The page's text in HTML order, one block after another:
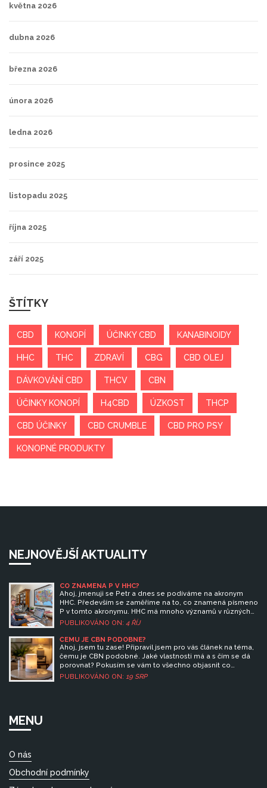
května 2026
dubna 2026
března 2026
února 2026
ledna 2026
prosince 2025
listopadu 2025
října 2025
září 2025
ŠTÍTKY
CBD KONOPÍ ÚČINKY CBD KANABINOIDY
HHC THC ZDRAVÍ CBG CBD OLEJ
DÁVKOVÁNÍ CBD THCV CBN
ÚČINKY KONOPÍ H4CBD ÚZKOST THCP
CBD ÚČINKY CBD CRUMBLE CBD PRO PSY
KONOPNÉ PRODUKTY
NEJNOVĚJŠÍ AKTUALITY
CO ZNAMENÁ P V HHC?
Ahoj, jmenuji se Petr a dnes se podíváme na akronym
HHC. Především se zaměříme na to, co znamená písmeno
P v tomto akronymu. HHC má mnoho významů v různých
oblastech, ale co přesně znamená P, to je otázka, na
kterou se pokusím odpovědět. Přidejte se ke mně v této
cestě za pochopením HHC.
PUBLIKOVÁNO ON: 4 ŘÍJ
ČEMU JE CBN PODOBNÉ?
Ahoj, jsem tu zase! Připravil jsem pro vás článek na téma,
čemu je CBN podobné. Jaké vlastnosti má a s čím se dá
porovnat? Pokusím se vám to všechno objasnit co
nejpřehledněji a v neinformačně nejbohatší formě. Těším
se, že svými poznatky mohu podělit s vámi.
PUBLIKOVÁNO ON: 19 SRP
MENU
O nás
Obchodní podmínky